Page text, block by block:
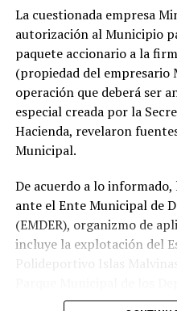
La cuestionada empresa
autorización al Municipio
paquete accionario a la
(propiedad del empresario
operación que deberá ser
especial creada por la
Hacienda, revelaron
Municipal.
De acuerdo a lo
ante el Ente Municipal de
(EMDER), organizmo de
incluye la explotación del
Polideportivo Islas